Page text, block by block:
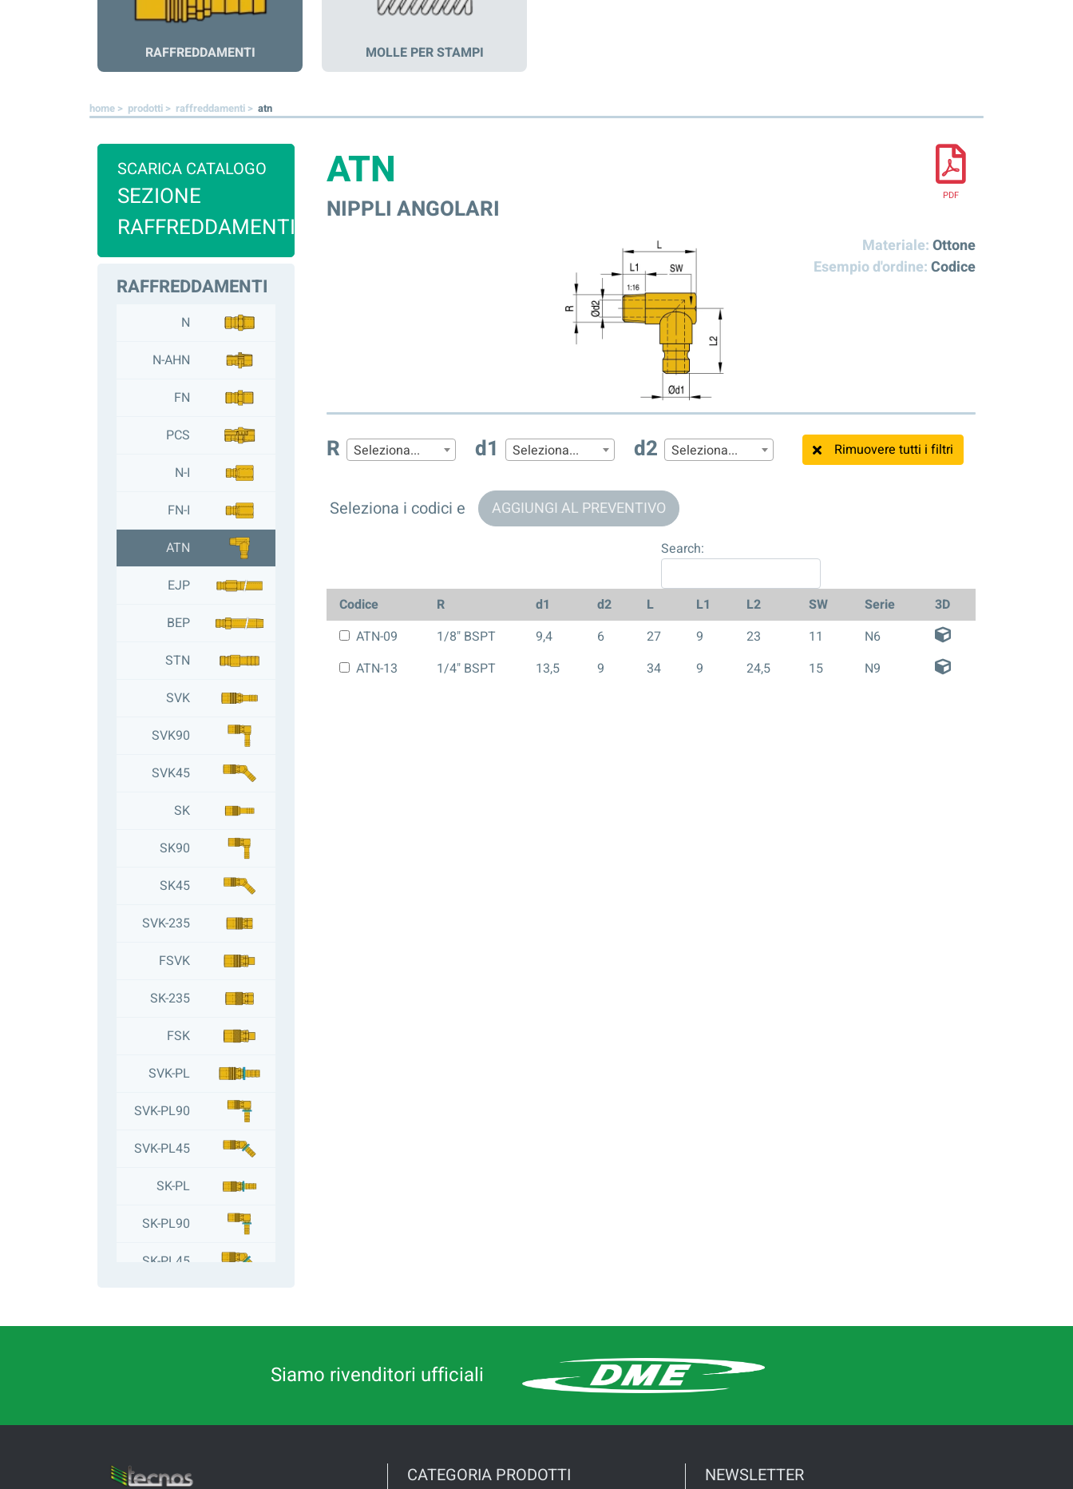
RAFFREDDAMENTI MOLLE PER STAMPI
home > prodotti > raffreddamenti > atn
SCARICA CATALOGO
SEZIONE
RAFFREDDAMENTI
RAFFREDDAMENTI
N
N-AHN
FN
PCS
N-I
FN-I
ATN
EJP
BEP
STN
SVK
SVK90
SVK45
SK
SK90
SK45
SVK-235
FSVK
SK-235
FSK
SVK-PL
SVK-PL90
SVK-PL45
SK-PL
SK-PL90
SK-PL45
BBS
BB-M
ATN
NIPPLI ANGOLARI PDF
Materiale:Ottone
Esempio d'ordine:Codice
R Seleziona... d1 Seleziona... d2 Seleziona... Rimuovere tutti i filtri
Seleziona i codici e AGGIUNGI AL PREVENTIVO
Search:
Codice R d1 d2 L L1 L2 SW Serie
3D
ATN-09
1/8" BSPT 9,4 6 27 9 23 11
N6
ATN-13
1/4" BSPT 13,5 9 34 9 24,5 15 N9
Siamo rivenditori ufficiali
CATEGORIA PRODOTTI NEWSLETTER